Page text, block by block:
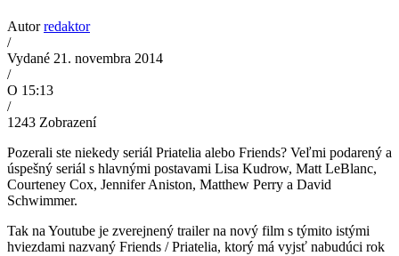
Autorredaktor
/
Vydané 21. novembra 2014
/
O 15:13
/
1243 Zobrazení
Pozerali ste niekedy seriál Priatelia alebo Friends? Veľmi podarený a
úspešný seriál s hlavnými postavami Lisa Kudrow, Matt LeBlanc,
Courteney Cox, Jennifer Aniston, Matthew Perry a David
Schwimmer.
Tak na Youtube je zverejnený trailer na nový film s týmito istými
hviezdami nazvaný Friends / Priatelia, ktorý má vyjsť nabudúci rok